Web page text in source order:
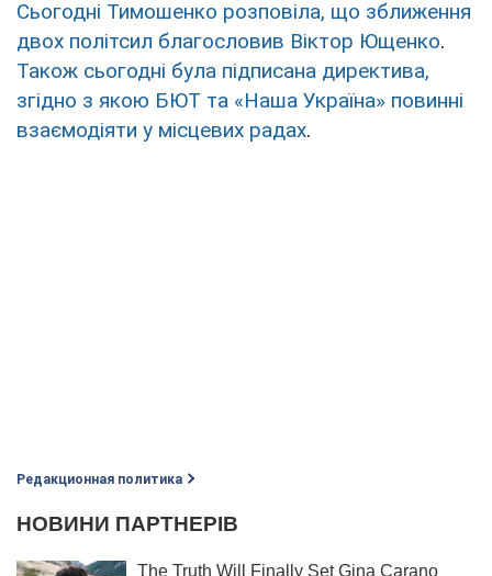
Сьогодні Тимошенко розповіла, що зближення
двох політсил благословив Віктор Ющенко.
Також сьогодні була підписана директива,
згідно з якою БЮТ та «Наша Україна» повинні
взаємодіяти у місцевих радах.
Редакционная политика